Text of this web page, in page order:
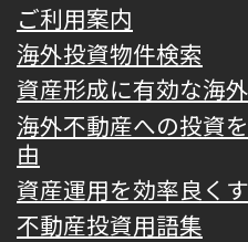
ご利用案内
海外投資物件検索
資産形成に有効な海
海外不動産への投資
由
資産運用を効率良く
不動産投資用語集